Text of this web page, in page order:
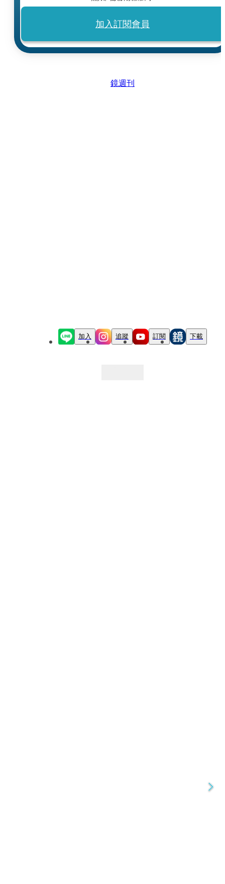
加入訂閱會員
鏡週刊
加入 追蹤 訂閱 下載